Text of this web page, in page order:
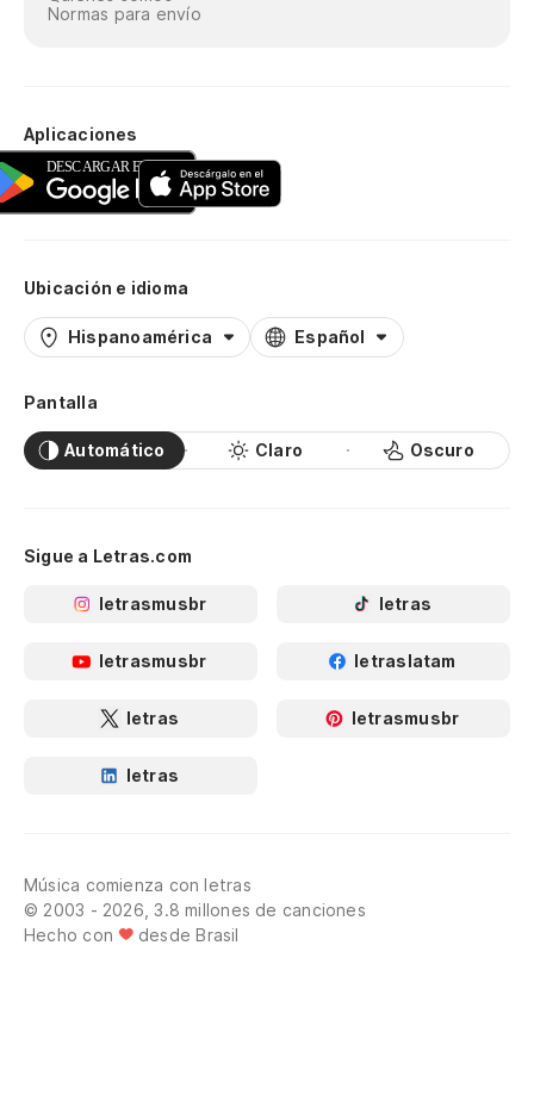
Normas para envío
Aplicaciones
Ubicación e idioma
Hispanoamérica Español
Pantalla
Automático Claro Oscuro
Sigue a Letras.com
letrasmusbr letras
letrasmusbr letraslatam
letras letrasmusbr
letras
Música comienza con letras
© 2003 - 2026, 3.8 millones de canciones
Hecho con
desde Brasil